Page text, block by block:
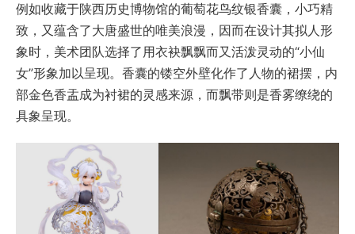
例如收藏于陕西历史博物馆的葡萄花鸟纹银香囊，小巧精
致，又蕴含了大唐盛世的唯美浪漫，因而在设计其拟人形
象时，美术团队选择了用衣袂飘飘而又活泼灵动的“小仙
女”形象加以呈现。香囊的镂空外壁化作了人物的裙摆，内
部金色香盂成为衬裙的灵感来源，而飘带则是香雾缭绕的
具象呈现。